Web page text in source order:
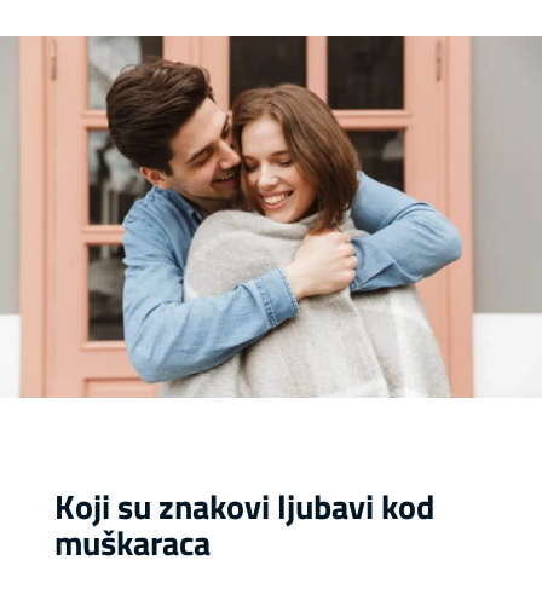
Koji su znakovi ljubavi kod
muškaraca